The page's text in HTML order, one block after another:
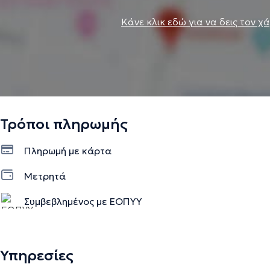
Κάνε κλικ εδώ για να δεις τον
Τρόποι πληρωμής
Πληρωμή με κάρτα
Μετρητά
Συμβεβλημένος με ΕΟΠΥΥ
Υπηρεσίες